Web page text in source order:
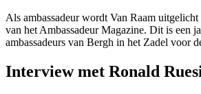
Als ambassadeur wordt Van Raam
van het Ambassadeur Magazine. Dit is een
ambassadeurs van Bergh in het Zadel voor
Interview met Ronald